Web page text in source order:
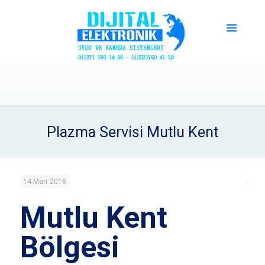
Plazma Servisi Mutlu Kent
14 Mart 2018
Mutlu Kent
Bölgesi